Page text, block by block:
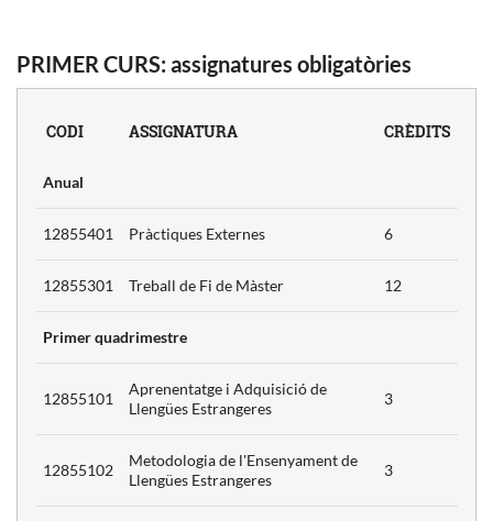
PRIMER CURS: assignatures obligatòries
CODI ASSIGNATURA CRÈDITS
Anual
12855401 Pràctiques Externes 6
12855301 Treball de Fi de Màster 12
Primer quadrimestre
12855101
Aprenentatge i Adquisició de
Llengües Estrangeres
3
12855102
Metodologia de l'Ensenyament de
Llengües Estrangeres
3